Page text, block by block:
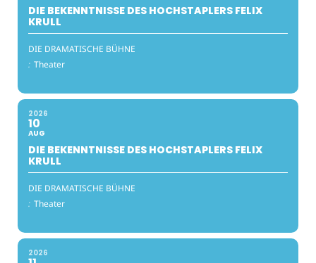
DIE BEKENNTNISSE DES HOCHSTAPLERS FELIX
KRULL
DIE DRAMATISCHE BÜHNE
: Theater
2026
10
AUG
DIE BEKENNTNISSE DES HOCHSTAPLERS FELIX
KRULL
DIE DRAMATISCHE BÜHNE
: Theater
2026